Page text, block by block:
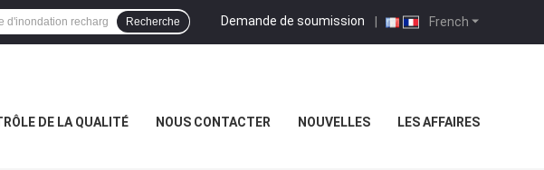
French
Demande de soumission |
Recherche
DE LA QUALITÉ NOUS CONTACTER NOUVELLES LES AFFAIRES